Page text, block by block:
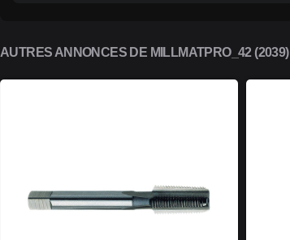
AUTRES ANNONCES DE MILLMATPRO_42 (2039)